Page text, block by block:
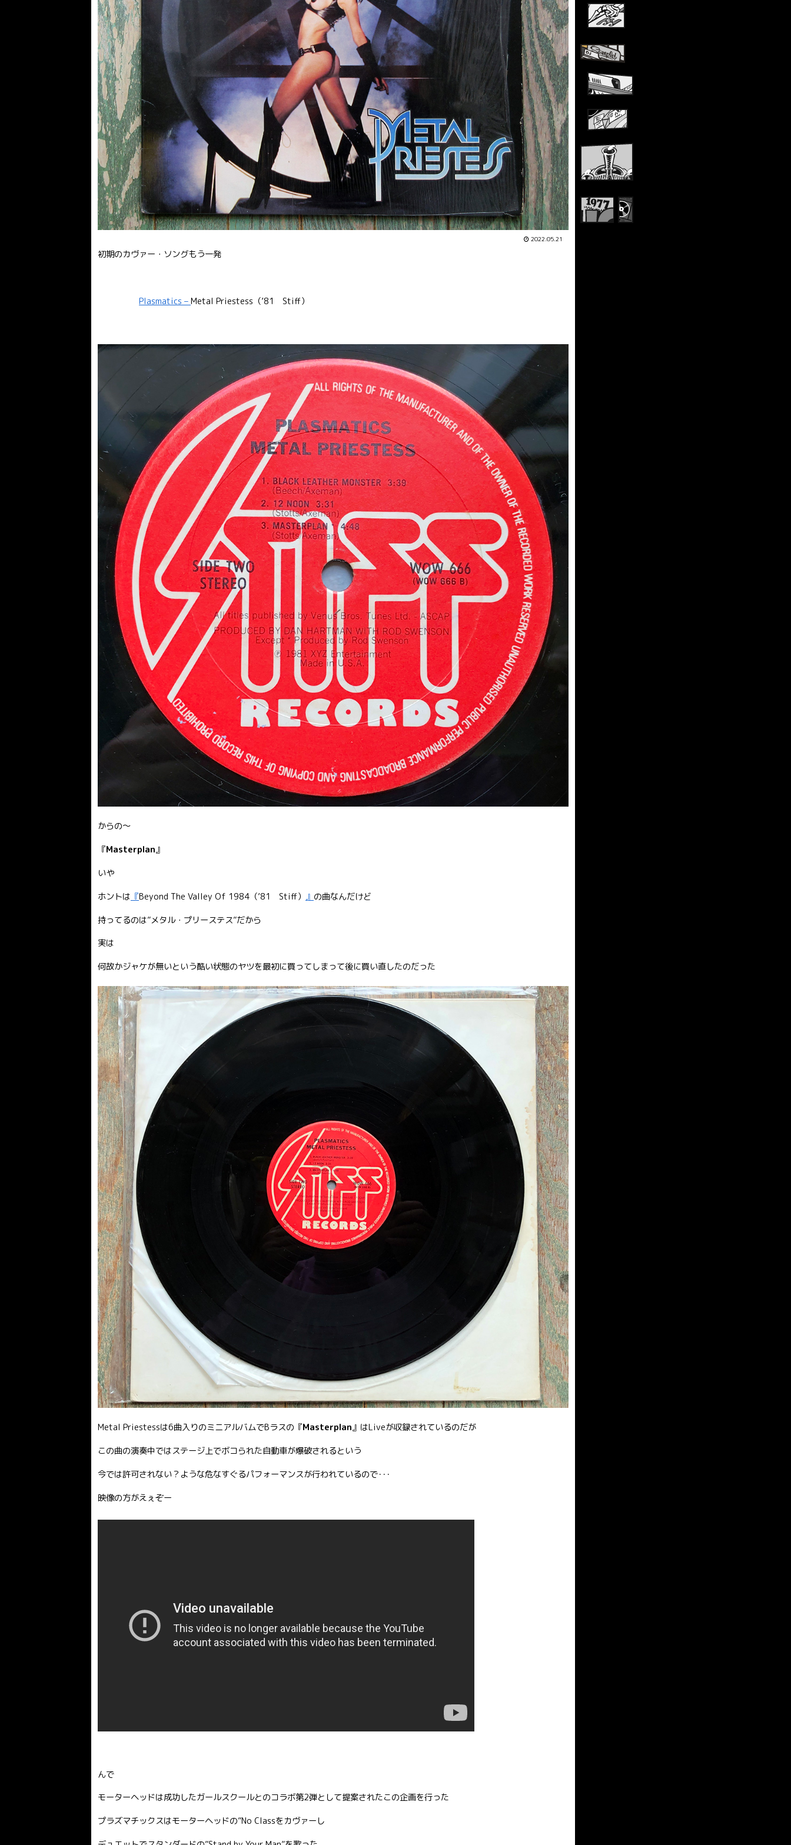
2022.05.21
初期のカヴァー・ソングもう一発
Plasmatics – Metal Priestess（’81 Stiff）
からの〜
『Masterplan』
いや
ホントは 『Beyond The Valley Of 1984（’81 Stiff） 』 の曲なんだけど
持ってるのは”メタル・プリーステス”だから
実は
何故かジャケが無いという酷い状態のヤツを最初に買ってしまって後に買い直したのだった
Metal Priestessは6曲入りのミニアルバムでBラスの『Masterplan』はLiveが収録されているのだが
この曲の演奏中ではステージ上でボコられた自動車が爆破されるという
今では許可されない？ような危なすぐるパフォーマンスが行われているので･･･
映像の方がえぇぞー
んで
モーターヘッドは成功したガールスクールとのコラボ第2弾として提案されたこの企画を行った
プラズマチックスはモーターヘッドの”No Classをカヴァーし